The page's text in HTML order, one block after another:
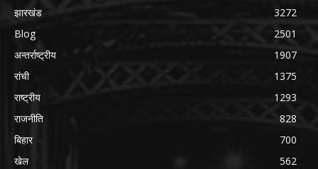
झारखंड
3272
Blog
2501
अन्तर्राष्ट्रीय
1907
रांची
1375
राष्ट्रीय
1293
राजनीति
828
बिहार
700
खेल
562